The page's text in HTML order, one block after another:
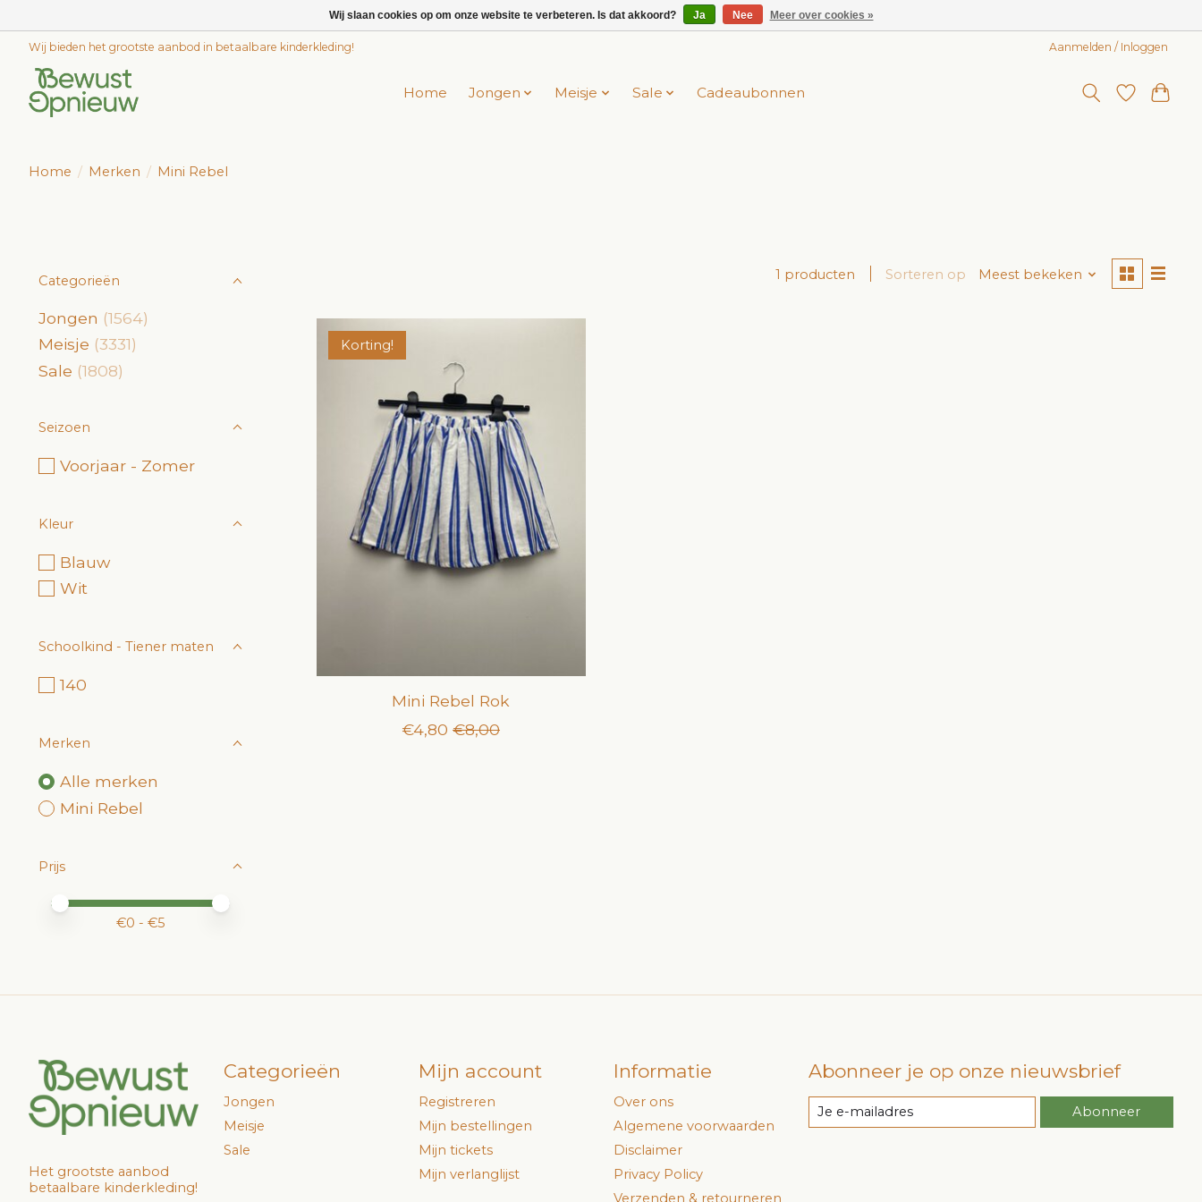
Wij bieden het grootste aanbod in betaalbare kinderkleding! Aanmelden / Inloggen
Home Jongen Meisje Sale Cadeaubonnen
Home / Merken / Mini Rebel
Categorieën
Jongen (1564)
Meisje (3331)
Sale (1808)
Seizoen
Voorjaar - Zomer
Kleur
Blauw
Wit
Schoolkind - Tiener maten
140
Merken
Alle merken
Mini Rebel
Prijs
Minimale prijswaarde
Price maximum value
€0 - €5
1 producten Sorteren op Meest bekeken
Korting!
Mini Rebel Rok
€4,80 €8,00
Het grootste aanbod
betaalbare kinderkleding!
Categorieën
Jongen
Meisje
Sale
Mijn account
Registreren
Mijn bestellingen
Mijn tickets
Mijn verlanglijst
Informatie
Over ons
Algemene voorwaarden
Disclaimer
Privacy Policy
Abonneer je op onze nieuwsbrief
Abonneer
Wij slaan cookies op om onze website te verbeteren. Is dat akkoord? Ja Nee Meer over cookies »